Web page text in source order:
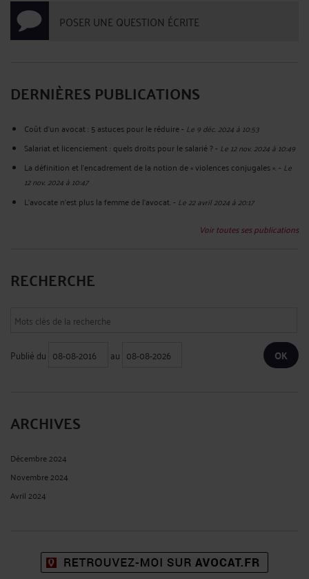
POSER UNE QUESTION ÉCRITE
DERNIÈRES PUBLICATIONS
Coût d’un avocat : 5 astuces pour le réduire- Le 9 déc. 2024 à 10:53
Salariat et licenciement : quels droits pour le salarié ?- Le 12 nov. 2024 à 10:49
La définition et l’encadrement de la notion de « violences conjugales ».- Le
12 nov. 2024 à 10:47
L’avocate n’est plus la femme de l’avocat.- Le 22 avril 2024 à 20:17
Voir toutes ses publications
RECHERCHE
Publié du au
ARCHIVES
Décembre 2024
Novembre 2024
Avril 2024